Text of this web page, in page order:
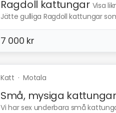
Ragdoll kattungar Visa
Jätte gulliga Ragdoll kattungar
7 000 kr
Katt ·Motala
Små, mysiga kattungar
Vi har sex underbara små